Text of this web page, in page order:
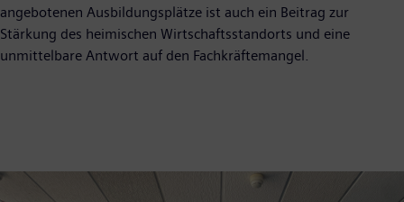
angebotenen Ausbildungsplätze ist auch ein Beitrag zur
Stärkung des heimischen Wirtschaftsstandorts und eine
unmittelbare Antwort auf den Fachkräftemangel.